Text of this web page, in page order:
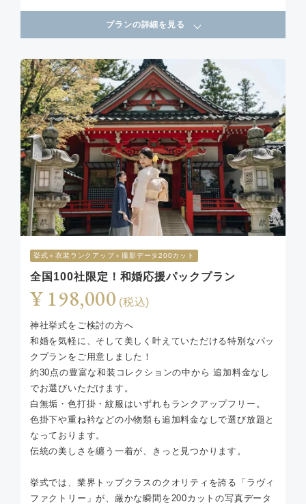
プランの詳細を見る
挙式︎＋衣装ランクアップ＋撮影データ200カット
全国100社限定！和婚応援パックプラン
¥ 198,000 (税込)
神社挙式をご検討の方へ
和婚を気軽に、そして美しく叶えていただける特別なパッ
クプランをご用意しました！
約30点の豊富な和装コレクションの中から 追加料金なし
でお選びいただけます。
白無垢・色打掛・紋服はいずれもランクアップフリー。
色掛下や重ね衿などの小物類も追加料金なしで選び放題と
なっております。
伝統の美しさを纏う一着が、きっと見つかります。
挙式では、業界トップクラスのクオリティを誇る「ラヴィ
ファクトリー」が、厳かな瞬間を200カットの写真データ